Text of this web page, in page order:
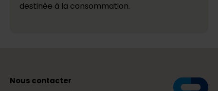
destinée à la consommation.
Nous contacter